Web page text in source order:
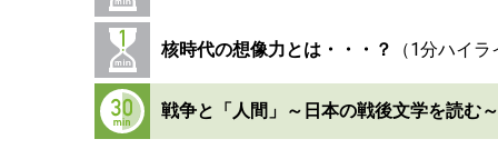
核時代の想像力とは・・・？
戦争と「人間」～日本の戦後文学を読む～